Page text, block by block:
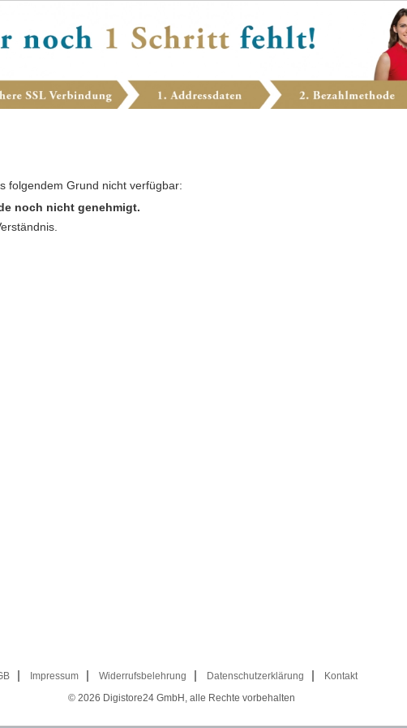
folgendem Grund nicht verfügbar:
noch nicht genehmigt.
Impressum Widerrufsbelehrung Datenschutzerklärung
Kontakt
© 2026 Digistore24 GmbH, alle Rechte vorbehalten